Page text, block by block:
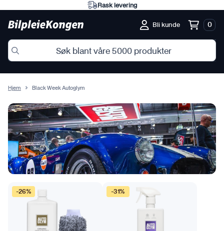
Eksperter på norske forhold
Bli kunde 0
Hjem Black Week Autoglym
-26% -31%